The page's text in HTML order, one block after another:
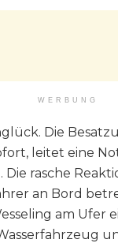
WERBUNG
Die
leitet eine
rasche
an Bord
am Ufer